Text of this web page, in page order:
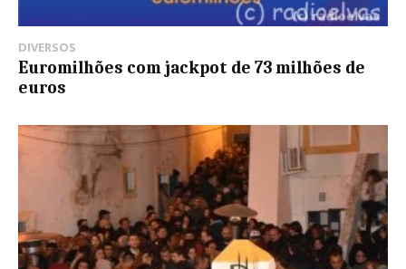
DIVERSOS
Euromilhões com jackpot de 73 milhões de
euros